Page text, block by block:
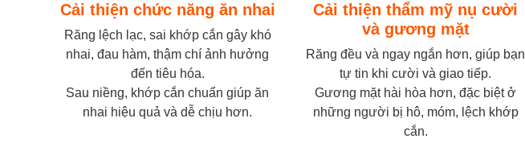
Cải thiện chức năng ăn nhai
Răng lệch lạc, sai khớp cắn gây khó
nhai, đau hàm, thậm chí ảnh hưởng
đến tiêu hóa.
Sau niềng, khớp cắn chuẩn giúp ăn
nhai hiệu quả và dễ chịu hơn.
Cải thiện thẩm mỹ nụ cười
và gương mặt
Răng đều và ngay ngắn hơn, giúp bạn
tự tin khi cười và giao tiếp.
Gương mặt hài hòa hơn, đặc biệt ở
những người bị hô, móm, lệch khớp
cắn.